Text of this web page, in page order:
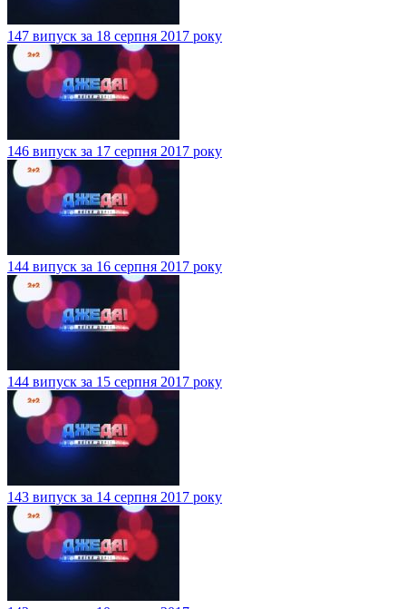
147 випуск за 18 серпня 2017 року
146 випуск за 17 серпня 2017 року
144 випуск за 16 серпня 2017 року
144 випуск за 15 серпня 2017 року
143 випуск за 14 серпня 2017 року